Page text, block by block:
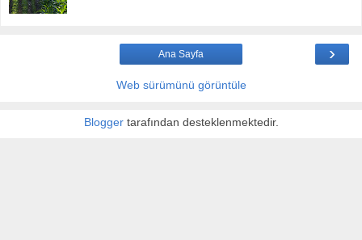
›
Ana Sayfa
Web sürümünü görüntüle
Bloggertarafından desteklenmektedir.